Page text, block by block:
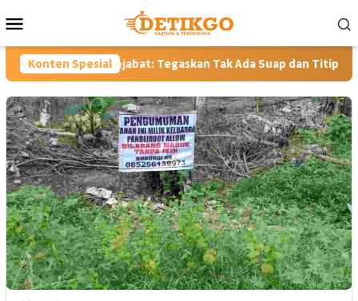
ke
Mobile
Konten Spesial
Pejabat: Tegaskan Tak Ada Suap dan Titip Jabatan